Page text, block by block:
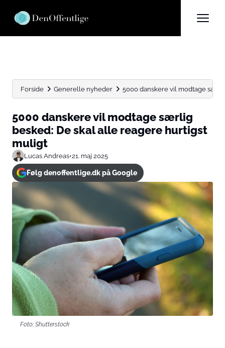
Forside Generelle nyheder 5000 danskere vil modtage
5000 danskere vil modtage særlig
besked: De skal alle reagere hurtigst
muligt
Lucas Andreas•21. maj 2025
Følg denoffentlige.dk på Google
Foto: Shutterstock